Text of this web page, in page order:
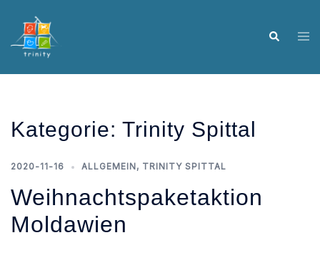
Kategorie: Trinity Spittal
2020-11-16 ALLGEMEIN, TRINITY SPITTAL
Weihnachtspaketaktion
Moldawien